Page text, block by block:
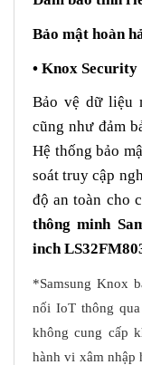
Bảo mật hoàn
• Knox Security
Bảo vệ dữ liệu
cũng như đảm
Hệ thống bảo
soát truy cập
độ an toàn cho
thông minh
inch
*Samsung Knox
nối IoT thông
không cung cấp
hành vi xâm nhập